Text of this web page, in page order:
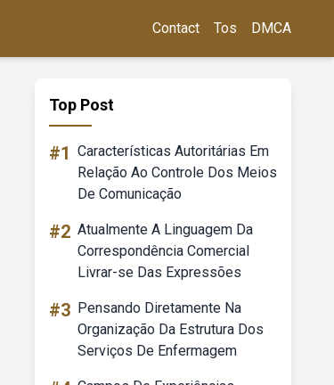
Contact Tos DMCA
Top Post
#1 Características Autoritárias Em
Relação Ao Controle Dos Meios
De Comunicação
#2 Atualmente A Linguagem Da
Correspondência Comercial
Livrar-se Das Expressões
#3 Pensando Diretamente Na
Organização Da Estrutura Dos
Serviços De Enfermagem